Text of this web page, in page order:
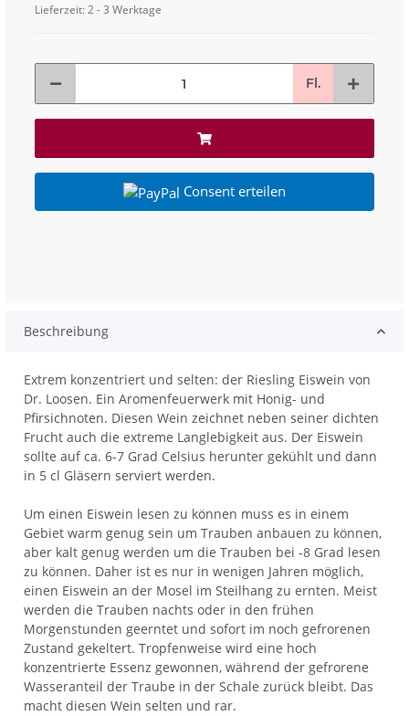
Lieferzeit:2 - 3 Werktage
Fl.
Consent erteilen
Beschreibung
Extrem konzentriert und selten: der Riesling Eiswein von
Dr. Loosen. Ein Aromenfeuerwerk mit Honig- und
Pfirsichnoten. Diesen Wein zeichnet neben seiner dichten
Frucht auch die extreme Langlebigkeit aus. Der Eiswein
sollte auf ca. 6-7 Grad Celsius herunter gekühlt und dann
in 5 cl Gläsern serviert werden.
Um einen Eiswein lesen zu können muss es in einem
Gebiet warm genug sein um Trauben anbauen zu können,
aber kalt genug werden um die Trauben bei -8 Grad lesen
zu können. Daher ist es nur in wenigen Jahren möglich,
einen Eiswein an der Mosel im Steilhang zu ernten. Meist
werden die Trauben nachts oder in den frühen
Morgenstunden geerntet und sofort im noch gefrorenen
Zustand gekeltert. Tropfenweise wird eine hoch
konzentrierte Essenz gewonnen, während der gefrorene
Wasseranteil der Traube in der Schale zurück bleibt. Das
macht diesen Wein selten und rar.